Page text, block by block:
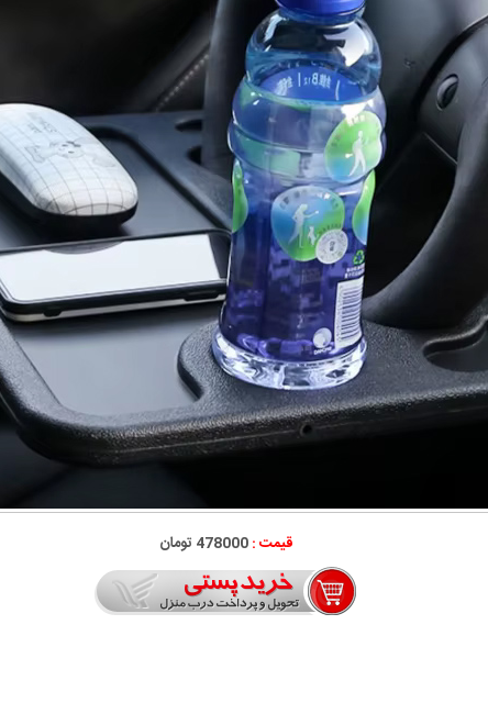
قیمت :478000 تومان